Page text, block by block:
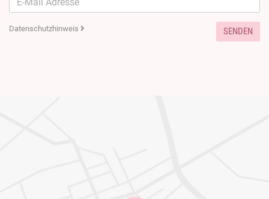
Datenschutzhinweis SENDEN